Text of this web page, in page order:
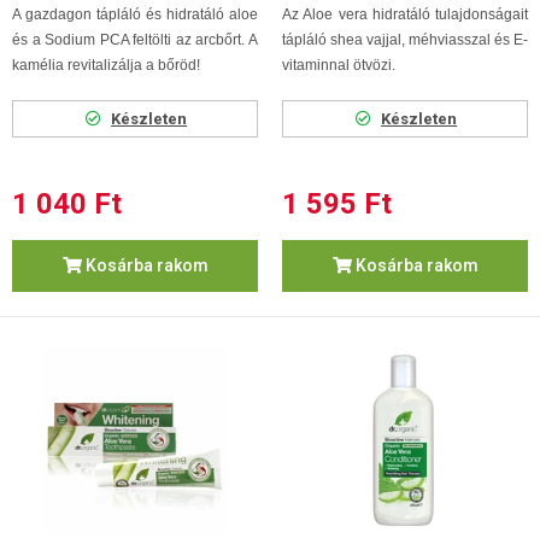
A gazdagon tápláló és hidratáló aloe
és a Sodium PCA feltölti az arcbőrt. A
kamélia revitalizálja a bőröd!
Készleten
1 040 Ft
Kosárba rakom
Az Aloe vera hidratáló tulajdonságait
tápláló shea vajjal, méhviasszal és E-
vitaminnal ötvözi.
Készleten
1 595 Ft
Kosárba rakom